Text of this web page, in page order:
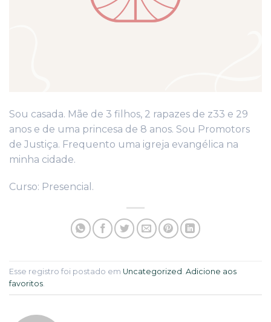
Sou casada. Mãe de 3 filhos, 2 rapazes de z33 e 29
anos e de uma princesa de 8 anos. Sou Promotors
de Justiça. Frequento uma igreja evangélica na
minha cidade.
Curso: Presencial.
Esse registro foi postado em Uncategorized Adicione aos
favoritos